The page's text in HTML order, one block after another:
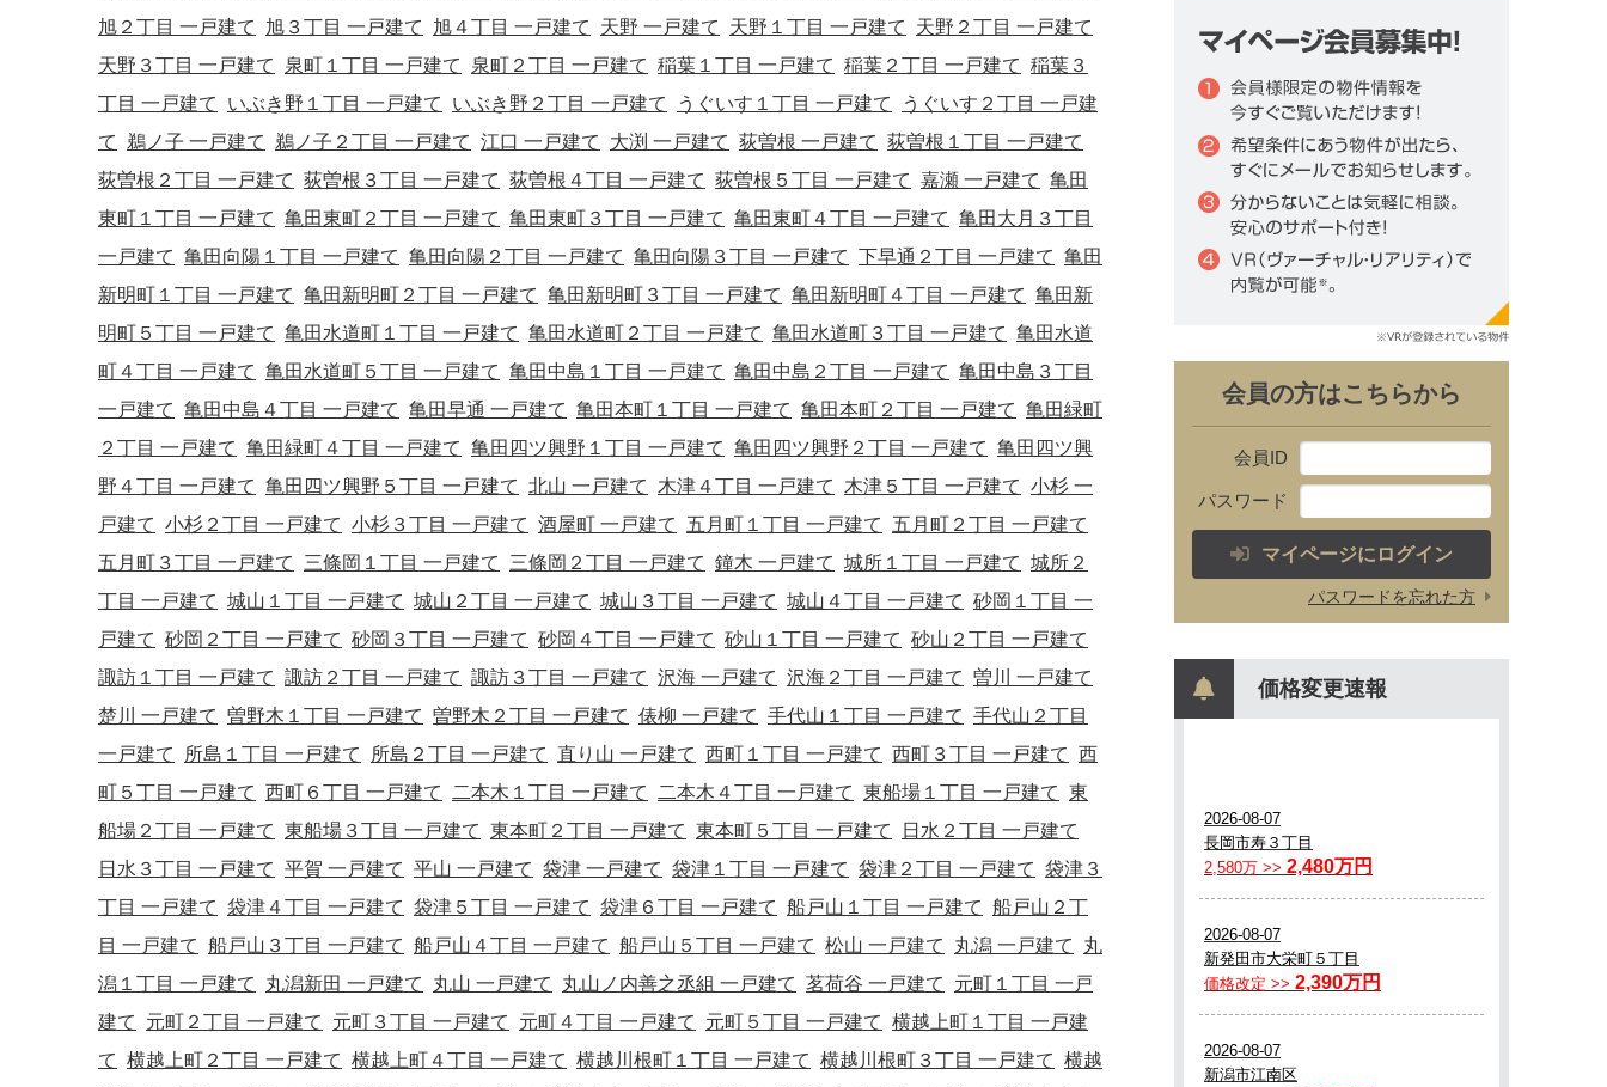
旭２丁目 一戸建て
旭３丁目 一戸建て 旭４丁目 一戸建て 天野 一戸建て 天野１丁目 一戸建て
天野２丁目 一戸建て
天野３丁目 一戸建て
泉町１丁目 一戸建て 泉町２丁目 一戸建て 稲葉１丁目 一戸建て 稲葉２丁目 一戸建て 稲葉３
丁目 一戸建て
いぶき野１丁目 一戸建て いぶき野２丁目 一戸建て うぐいす１丁目 一戸建て
うぐいす２丁目 一戸建
て
鵜ノ子 一戸建て 鵜ノ子２丁目 一戸建て 江口 一戸建て 大渕 一戸建て 荻曽根 一戸建て 荻曽根１丁目 一戸建て
荻曽根２丁目 一戸建て 荻曽根３丁目 一戸建て 荻曽根４丁目 一戸建て 荻曽根５丁目 一戸建て 嘉瀬 一戸建て 亀田
東町１丁目 一戸建て 亀田東町２丁目 一戸建て 亀田東町３丁目 一戸建て 亀田東町４丁目 一戸建て 亀田大月３丁目
一戸建て 亀田向陽１丁目 一戸建て 亀田向陽２丁目 一戸建て 亀田向陽３丁目 一戸建て 下早通２丁目 一戸建て 亀田
新明町１丁目 一戸建て 亀田新明町２丁目 一戸建て 亀田新明町３丁目 一戸建て 亀田新明町４丁目 一戸建て 亀田新
明町５丁目 一戸建て 亀田水道町１丁目 一戸建て 亀田水道町２丁目 一戸建て 亀田水道町３丁目 一戸建て 亀田水道
町４丁目 一戸建て 亀田水道町５丁目 一戸建て 亀田中島１丁目 一戸建て 亀田中島２丁目 一戸建て 亀田中島３丁目
一戸建て 亀田中島４丁目 一戸建て 亀田早通 一戸建て 亀田本町１丁目 一戸建て 亀田本町２丁目 一戸建て 亀田緑町
２丁目 一戸建て 亀田緑町４丁目 一戸建て 亀田四ツ興野１丁目 一戸建て 亀田四ツ興野２丁目 一戸建て 亀田四ツ興
野４丁目 一戸建て 亀田四ツ興野５丁目 一戸建て 北山 一戸建て 木津４丁目 一戸建て 木津５丁目 一戸建て 小杉 一
戸建て 小杉２丁目 一戸建て 小杉３丁目 一戸建て 酒屋町 一戸建て 五月町１丁目 一戸建て
五月町２丁目 一戸建て
五月町３丁目 一戸建て
三條岡１丁目 一戸建て 三條岡２丁目 一戸建て 鐘木 一戸建て 城所１丁目 一戸建て 城所２
丁目 一戸建て 城山１丁目 一戸建て 城山２丁目 一戸建て 城山３丁目 一戸建て 城山４丁目 一戸建て 砂岡１丁目 一
戸建て 砂岡２丁目 一戸建て 砂岡３丁目 一戸建て 砂岡４丁目 一戸建て 砂山１丁目 一戸建て 砂山２丁目 一戸建て
諏訪１丁目 一戸建て 諏訪２丁目 一戸建て 諏訪３丁目 一戸建て 沢海 一戸建て 沢海２丁目 一戸建て 曽川 一戸建て
楚川 一戸建て 曽野木１丁目 一戸建て 曽野木２丁目 一戸建て 俵柳 一戸建て 手代山１丁目 一戸建て 手代山２丁目
一戸建て
所島１丁目 一戸建て 所島２丁目 一戸建て 直り山 一戸建て 西町１丁目 一戸建て 西町３丁目 一戸建て 西
町５丁目 一戸建て 西町６丁目 一戸建て 二本木１丁目 一戸建て 二本木４丁目 一戸建て 東船場１丁目 一戸建て 東
船場２丁目 一戸建て 東船場３丁目 一戸建て 東本町２丁目 一戸建て 東本町５丁目 一戸建て
日水２丁目 一戸建て
日水３丁目 一戸建て 平賀 一戸建て 平山 一戸建て 袋津 一戸建て 袋津１丁目 一戸建て 袋津２丁目 一戸建て 袋津３
丁目 一戸建て 袋津４丁目 一戸建て 袋津５丁目 一戸建て 袋津６丁目 一戸建て 船戸山１丁目 一戸建て 船戸山２丁
目 一戸建て 船戸山３丁目 一戸建て 船戸山４丁目 一戸建て 船戸山５丁目 一戸建て 松山 一戸建て 丸潟 一戸建て
丸
潟１丁目 一戸建て
丸潟新田 一戸建て 丸山 一戸建て 丸山ノ内善之丞組 一戸建て 茗荷谷 一戸建て
元町１丁目 一戸
建て
元町２丁目 一戸建て 元町３丁目 一戸建て 元町４丁目 一戸建て 元町５丁目 一戸建て 横越上町１丁目 一戸建
て 横越上町２丁目 一戸建て 横越上町４丁目 一戸建て 横越川根町１丁目 一戸建て 横越川根町３丁目 一戸建て 横越
会員の方はこちらから
会員ID
パスワード
マイページにログイン
パスワードを忘れた方
価格変更速報